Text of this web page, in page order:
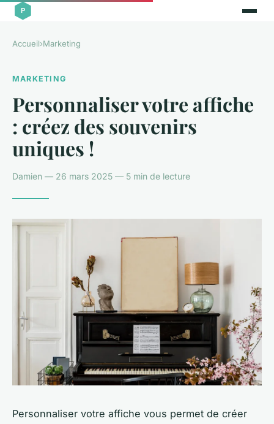
Accueil›Marketing
MARKETING
Personnaliser votre affiche
: créez des souvenirs
uniques !
Damien — 26 mars 2025 — 5 min de lecture
Personnaliser votre affiche vous permet de créer